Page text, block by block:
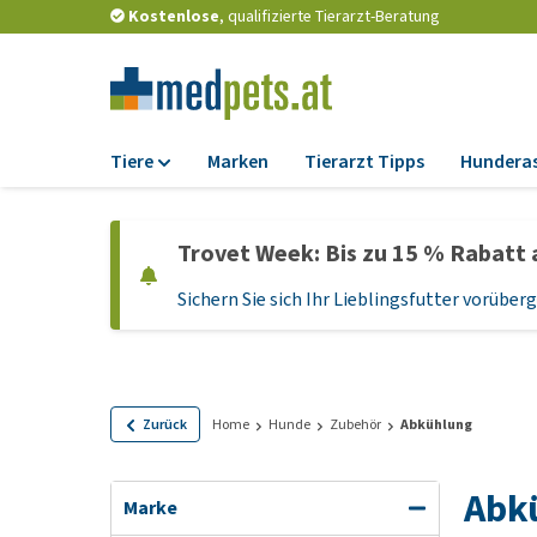
Kostenlose, qualifizierte Tierarzt-Beratung
Tiere
Trockenfutter
Nassfutter
Leckerlis
Hundefutter
Marken Tierarzt Tipps
Trovet Week: Bis zu 15 %
Sichern Sie sich Ihr Lieblingsfutter
Zurück Home Hunde Zubehör Abkühlung
Marke